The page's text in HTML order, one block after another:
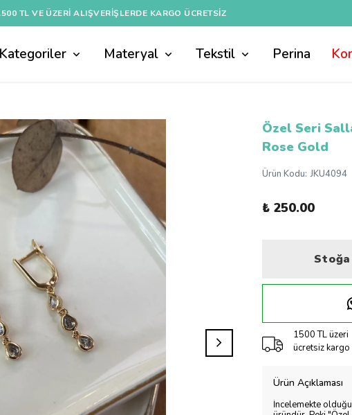
TL VE ÜZERI ALIŞVERIŞLERDE KARGO ÜCRETSİZ
Kategoriler Materyal Tekstil Perina
Özel Seri
Rose Gold
Ürün Kodu: JKU4094
₺ 250.00
1500 TL üzeri
ücretsiz kargo
Ürün Açıklaması
İncelemekte